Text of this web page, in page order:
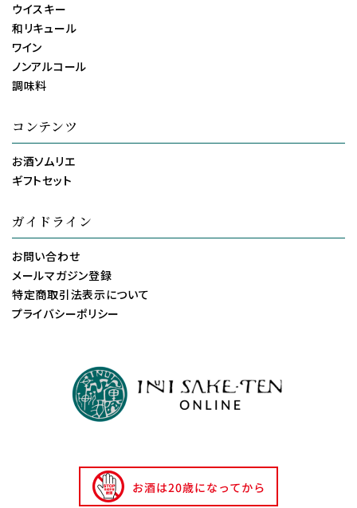
ウイスキー
和リキュール
ワイン
ノンアルコール
調味料
コンテンツ
お酒ソムリエ
ギフトセット
ガイドライン
お問い合わせ
メールマガジン登録
特定商取引法表示について
プライバシーポリシー